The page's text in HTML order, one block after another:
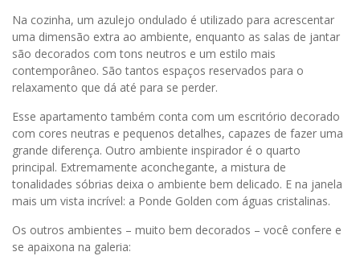
Na cozinha, um azulejo ondulado é utilizado para acrescentar
uma dimensão extra ao ambiente, enquanto as salas de jantar
são decorados com tons neutros e um estilo mais
contemporâneo. São tantos espaços reservados para o
relaxamento que dá até para se perder.
Esse apartamento também conta com um escritório decorado
com cores neutras e pequenos detalhes, capazes de fazer uma
grande diferença. Outro ambiente inspirador é o quarto
principal. Extremamente aconchegante, a mistura de
tonalidades sóbrias deixa o ambiente bem delicado. E na janela
mais um vista incrível: a Ponde Golden com águas cristalinas.
Os outros ambientes – muito bem decorados – você confere e
se apaixona na galeria: